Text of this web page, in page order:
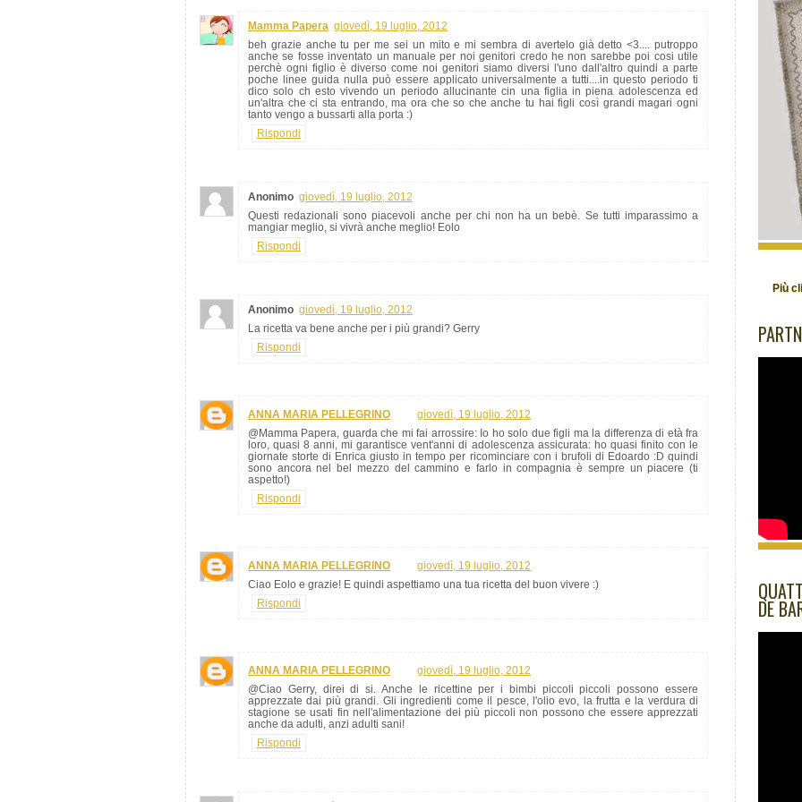
Più
DE
Mamma Papera giovedì, 19 luglio, 2012
beh grazie anche tu per me sei un mito e mi sembra di avertelo già detto <3.... putroppo
anche se fosse inventato un manuale per noi genitori credo he non sarebbe poi cosi utile
perchè ogni figlio è diverso come noi genitori siamo diversi l'uno dall'altro quindi a parte
poche linee guida nulla può essere applicato universalmente a tutti....in questo periodo ti
dico solo ch esto vivendo un periodo allucinante cin una figlia in piena adolescenza ed
un'altra che ci sta entrando, ma ora che so che anche tu hai figli così grandi magari ogni
tanto vengo a bussarti alla porta :)
Rispondi
Anonimo giovedì, 19 luglio, 2012
Questi redazionali sono piacevoli anche per chi non ha un bebè. Se tutti imparassimo a
mangiar meglio, si vivrà anche meglio! Eolo
Rispondi
Anonimo giovedì, 19 luglio, 2012
La ricetta va bene anche per i più grandi? Gerry
Rispondi
ANNA MARIA PELLEGRINO
giovedì, 19 luglio, 2012
@Mamma Papera, guarda che mi fai arrossire: Io ho solo due figli ma la differenza di età fra
loro, quasi 8 anni, mi garantisce vent'anni di adolescenza assicurata: ho quasi finito con le
giornate storte di Enrica giusto in tempo per ricominciare con i brufoli di Edoardo :D quindi
sono ancora nel bel mezzo del cammino e farlo in compagnia è sempre un piacere (ti
aspetto!)
Rispondi
ANNA MARIA PELLEGRINO
giovedì, 19 luglio, 2012
Ciao Eolo e grazie! E quindi aspettiamo una tua ricetta del buon vivere :)
Rispondi
ANNA MARIA PELLEGRINO
giovedì, 19 luglio, 2012
@Ciao Gerry, direi di si. Anche le ricettine per i bimbi piccoli piccoli possono essere
apprezzate dai più grandi. Gli ingredienti come il pesce, l'olio evo, la frutta e la verdura di
stagione se usati fin nell'alimentazione dei più piccoli non possono che essere apprezzati
anche da adulti, anzi adulti sani!
Rispondi